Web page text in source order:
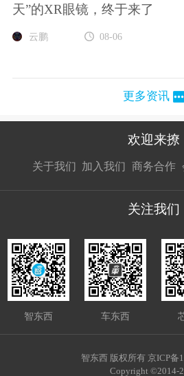
天”的XR眼镜，终于来了
云鹏 08-06
更多资讯
欢迎来撩
关于我们 加入我们
接扔简历
商务合作
接开聊
关注我们
智东西 车东西
智东西 版权所有 京ICP备
Copyright ©2014-